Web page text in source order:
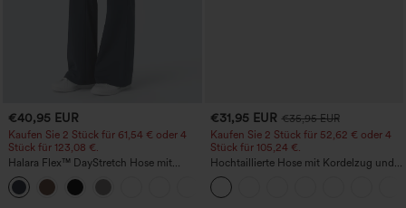
€40,95 EUR
Kaufen Sie 2 Stück für 61,54 € oder 4
Stück für 123,08 €.
Halara Flex™ DayStretch Hose mit
mittlerer Bundhöhe, seitlicher
Reißverschlusstasche und
Work‑Flare‑Schnitt
€31,95 EUR €35,95 EUR
Kaufen Sie 2 Stück für 52,62 € oder 4
Stück für 105,24 €.
Hochtaillierte Hose mit Kordelzug und
Taschen, weitem Bein, lässig und locker
in Leinenoptik